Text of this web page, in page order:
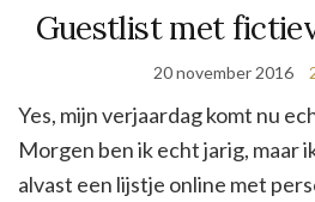
Guestlist met
20 november 2016
Yes, mijn verjaardag komt nu
Morgen ben ik echt jarig, maar
alvast een lijstje online met